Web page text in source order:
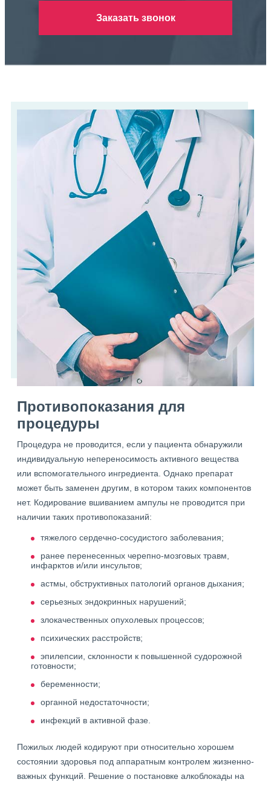
Заказать звонок
Противопоказания для
процедуры
Процедура не проводится, если у пациента обнаружили
индивидуальную непереносимость активного вещества
или вспомогательного ингредиента. Однако препарат
может быть заменен другим, в котором таких компонентов
нет. Кодирование вшиванием ампулы не проводится при
наличии таких противопоказаний:
тяжелого сердечно-сосудистого заболевания;
ранее перенесенных черепно-мозговых травм,
инфарктов и/или инсультов;
астмы, обструктивных патологий органов дыхания;
серьезных эндокринных нарушений;
злокачественных опухолевых процессов;
психических расстройств;
эпилепсии, склонности к повышенной судорожной
готовности;
беременности;
органной недостаточности;
инфекций в активной фазе.
Пожилых людей кодируют при относительно хорошем
состоянии здоровья под аппаратным контролем жизненно-
важных функций. Решение о постановке алкоблокады на